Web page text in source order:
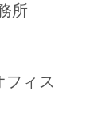
所
フィス